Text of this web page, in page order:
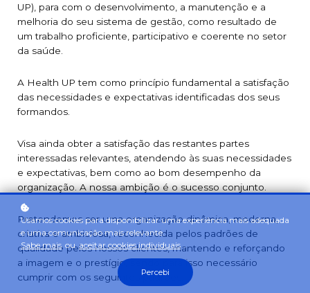
UP), para com o desenvolvimento, a manutenção e a
melhoria do seu sistema de gestão, como resultado de
um trabalho proficiente, participativo e coerente no setor
da saúde.
A Health UP tem como princípio fundamental a satisfação
das necessidades e expectativas identificadas dos seus
formandos.
Visa ainda obter a satisfação das restantes partes
interessadas relevantes, atendendo às suas necessidades
e expectativas, bem como ao bom desempenho da
organização. A nossa ambição é o sucesso conjunto.
Pretendemos ser uma organização dinâmica, moderna,
criativa e ambiciosa, reconhecida pelos padrões de
qualidade pelos nossos clientes, mantendo e reforçando
a imagem e o prestígio, sendo para isso necessário
cumprir com os seguintes padrões:
Usamos cookies para disponibilizar uma experiência mais adequada
e uma comunicação mais relevante.
Sabe mais ou aceitar cookies individuais .
Percebi